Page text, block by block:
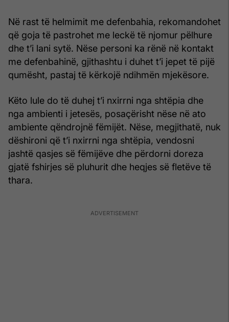
Në rast të helmimit me defenbahia, rekomandohet
që goja të pastrohet me leckë të njomur pëlhure
dhe t’i lani sytë. Nëse personi ka rënë në kontakt
me defenbahinë, gjithashtu i duhet t’i jepet të pijë
qumësht, pastaj të kërkojë ndihmën mjekësore.
Këto lule do të duhej t’i nxirrni nga shtëpia dhe
nga ambienti i jetesës, posaçërisht nëse në ato
ambiente qëndrojnë fëmijët. Nëse, megjithatë, nuk
dëshironi që t’i nxirrni nga shtëpia, vendosni
jashtë qasjes së fëmijëve dhe përdorni doreza
gjatë fshirjes së pluhurit dhe heqjes së fletëve të
thara.